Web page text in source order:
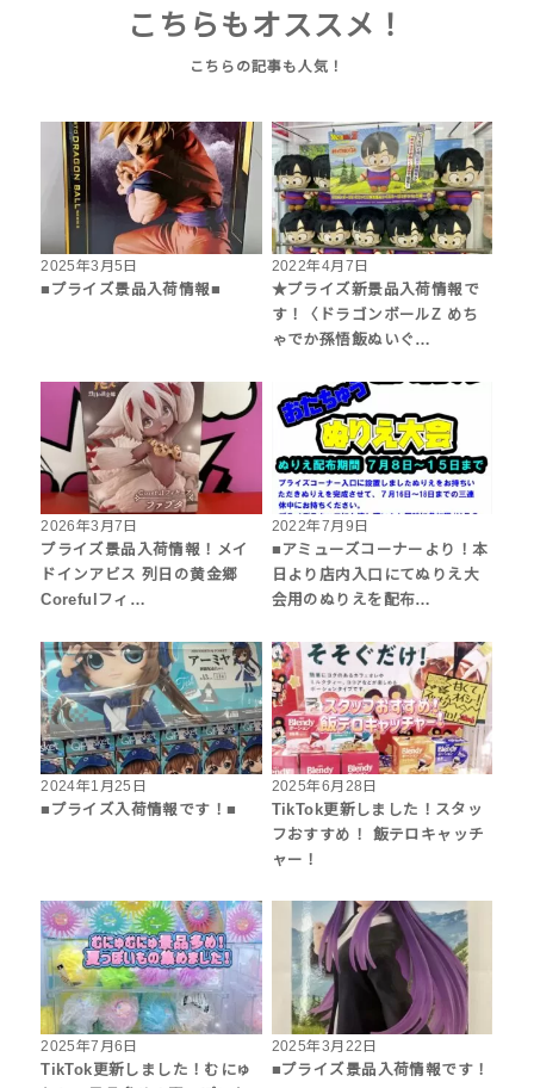
こちらもオススメ！
2025年3月5日
■プライズ景品入荷情報■
2022年4月7日
★プライズ新景品入荷情報で
す！〈ドラゴンボールZ めち
ゃでか孫悟飯ぬいぐ…
2026年3月7日
プライズ景品入荷情報！メイ
ドインアビス 列日の黄金郷
Corefulフィ…
2022年7月9日
■アミューズコーナーより！本
日より店内入口にてぬりえ大
会用のぬりえを配布…
2024年1月25日
■プライズ入荷情報です！■
2025年6月28日
TikTok更新しました！スタッ
フおすすめ！ 飯テロキャッチ
ャー！
2025年7月6日
TikTok更新しました！むにゅ
2025年3月22日
■プライズ景品入荷情報です！